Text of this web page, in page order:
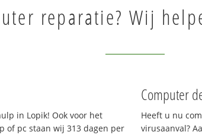
reparatie? Wij
in Lopik! Ook voor het
of pc staan wij 313 dagen per
Computer
Heeft u nu
virusaanval?